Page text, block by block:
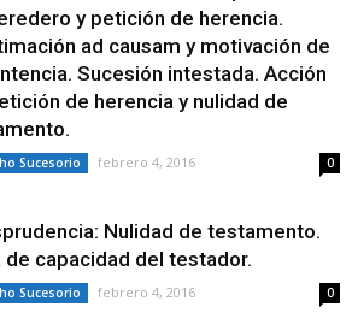
y petición de herencia.
ad causam y motivación de
Sucesión intestada. Acción
de herencia y nulidad de
Sucesorio febrero 4, 2016 0
Nulidad de testamento.
de capacidad del testador.
Sucesorio febrero 4, 2016 0